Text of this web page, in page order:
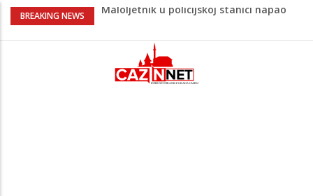
BREAKING NEWS
Maloljetnik u policijskoj stanici napao
pravi veliki transfer za 25 miliona eura
Psihijatrica: Ovo je greška koju većina
roditelja radi dok razgovara s